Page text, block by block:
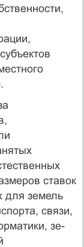
ставок
для земель
связи,
зе­